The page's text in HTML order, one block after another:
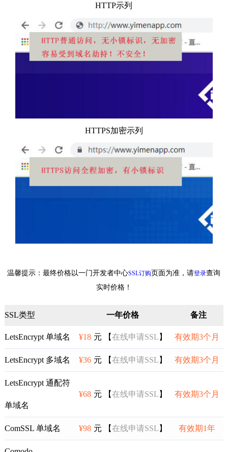
HTTP示列
HTTPS加密示列
温馨提示：最终价格以一门开发者中心SSL订购页面为准，请登录查询
实时价格！
SSL类型 一年价格 备注
LetsEncrypt 单域名 ¥18 元 【在线申请SSL 】 有效期3个月
LetsEncrypt 多域名 ¥36 元 【在线申请SSL 】 有效期3个月
LetsEncrypt 通配符
单域名
¥68 元 【在线申请SSL 】 有效期3个月
ComSSL 单域名 ¥98 元 【在线申请SSL 】 有效期1年